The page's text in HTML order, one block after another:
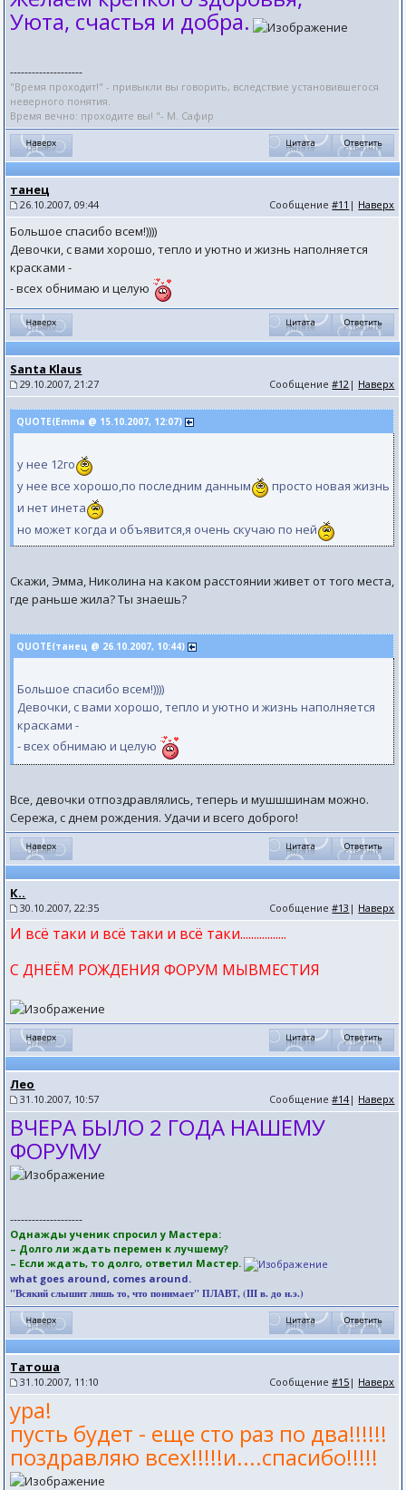
Уюта, счастья и добра.
--------------------
"Время проходит!" - привыкли вы говорить, вследствие установившегося
неверного понятия.
Время вечно: проходите вы! "- М. Сафир
танец
26.10.2007, 09:44 Сообщение#11 | Наверх
Большое спасибо всем!))))
Девочки, с вами хорошо, тепло и уютно и жизнь наполняется
красками -
- всех обнимаю и целую
Santa Klaus
29.10.2007, 21:27 Сообщение#12 | Наверх
QUOTE(Emma @ 15.10.2007, 12:07)
у нее 12го
у нее все хорошо,по последним данным
просто новая жизнь
и нет инета
но может когда и объявится,я очень скучаю по ней
Скажи, Эмма, Николина на каком расстоянии живет от того места,
где раньше жила? Ты знаешь?
QUOTE(танец @ 26.10.2007, 10:44)
Большое спасибо всем!))))
Девочки, с вами хорошо, тепло и уютно и жизнь наполняется
красками -
- всех обнимаю и целую
Все, девочки отпоздравлялись, теперь и мушшшинам можно.
Сережа, с днем рождения. Удачи и всего доброго!
К..
30.10.2007, 22:35 Сообщение#13 | Наверх
И всё таки и всё таки и всё таки.................
С ДНЕЁМ РОЖДЕНИЯ ФОРУМ МЫВМЕСТИЯ
Лео
31.10.2007, 10:57 Сообщение#14| Наверх
ВЧЕРА БЫЛО 2 ГОДА НАШЕМУ
ФОРУМУ
--------------------
Однажды ученик спросил у Мастера:
– Долго ли ждать перемен к лучшему?
– Если ждать, то долго, ответил Мастер.
what goes around, comes around.
"Всякий слышит лишь то, что понимает" ПЛАВТ, (III в. до н.э.)
Татоша
31.10.2007, 11:10 Сообщение#15 | Наверх
ура!
пусть будет - еще сто раз по два!!!!!!
поздравляю всех!!!!!и....спасибо!!!!!